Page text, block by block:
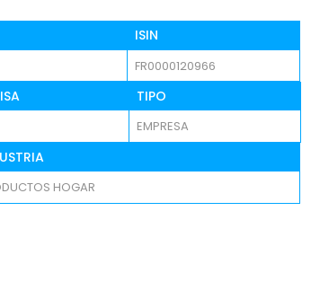
ISIN
FR0000120966
TIPO
EMPRESA
HOGAR